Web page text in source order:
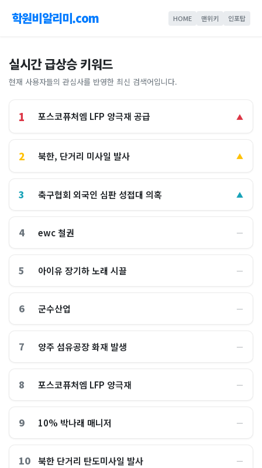
학원비알리미.com HOME 맨위키 인포탑
실시간 급상승 키워드
현재 사용자들의 관심사를 반영한 최신 검색어입니다.
1 포스코퓨처엠 LFP 양극재 공급 ▲
2 북한, 단거리 미사일 발사 ▲
3 축구협회 외국인 심판 성접대 의혹 ▲
4 ewc 철권 ―
5 아이유 장기하 노래 시끌 ―
6 군수산업 ―
7 양주 섬유공장 화재 발생 ―
8 포스코퓨처엠 LFP 양극재 ―
9 10% 박나래 매니저 ―
10 북한 단거리 탄도미사일 발사 ―